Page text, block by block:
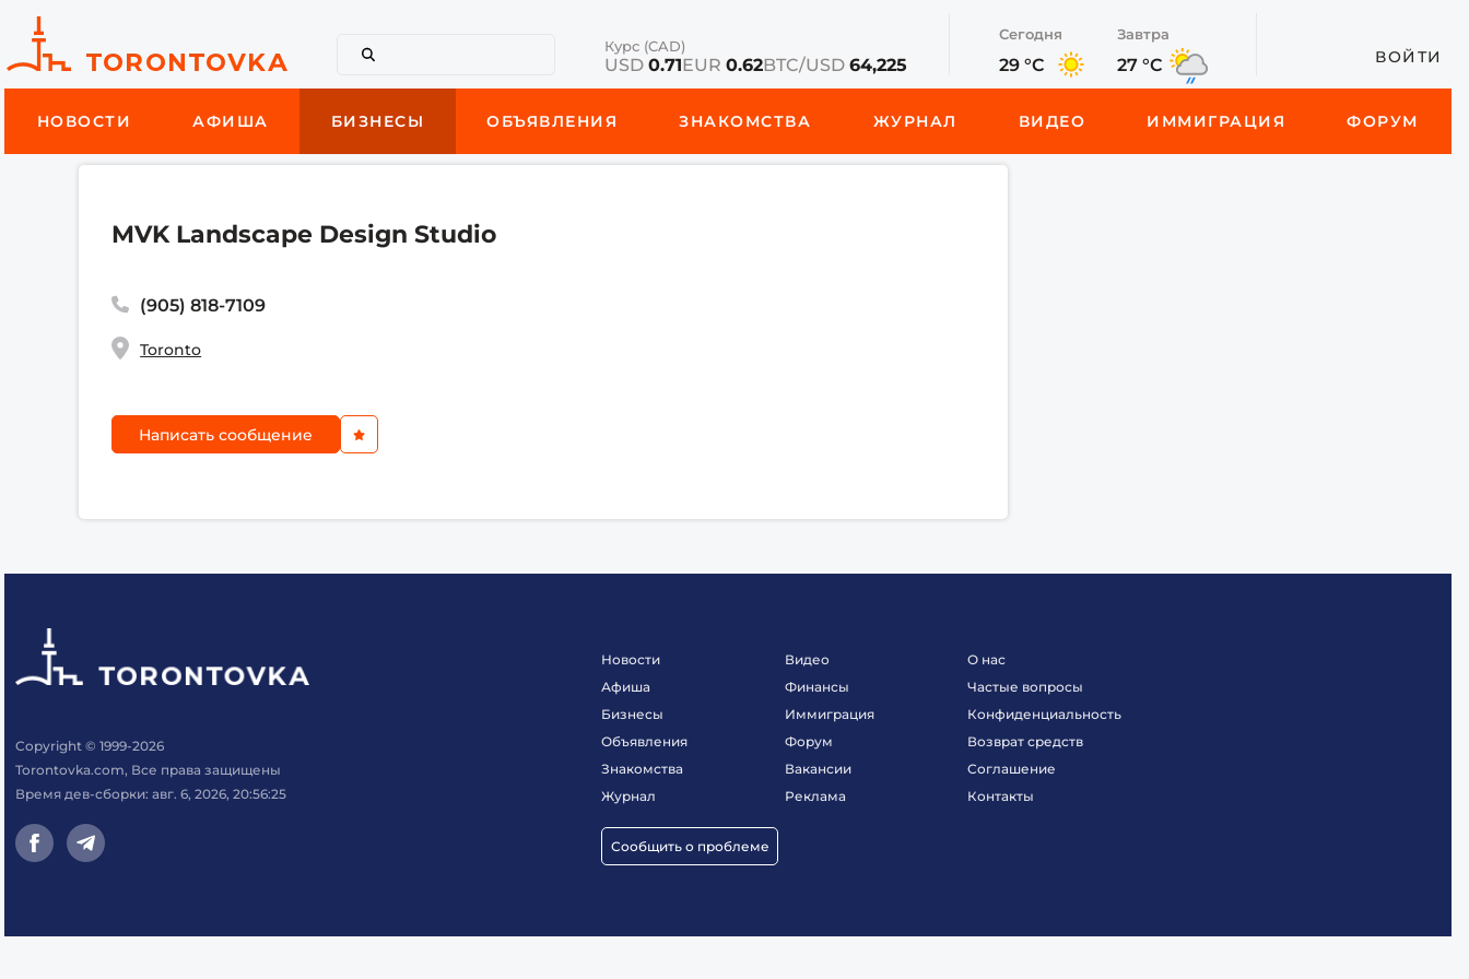
Курс (CAD)
USD 0.71EUR 0.62BTC/USD 64,225
Сегодня
29 °C
Завтра
27 °C ВОЙТИ
НОВОСТИ АФИША БИЗНЕСЫ ОБЪЯВЛЕНИЯ ЗНАКОМСТВА ЖУРНАЛ ВИДЕО ИММИГРАЦИЯ ФОРУМ
MVK Landscape Design Studio
(905) 818-7109
Toronto
Написать сообщение
Copyright © 1999-2026
Torontovka.com, Все права защищены
Время дев-сборки: авг. 6, 2026, 20:56:25
Новости
Афиша
Бизнесы
Объявления
Знакомства
Журнал
Сообщить о проблеме
Видео
Финансы
Иммиграция
Форум
Вакансии
Реклама
О нас
Частые вопросы
Конфиденциальность
Возврат средств
Соглашение
Контакты